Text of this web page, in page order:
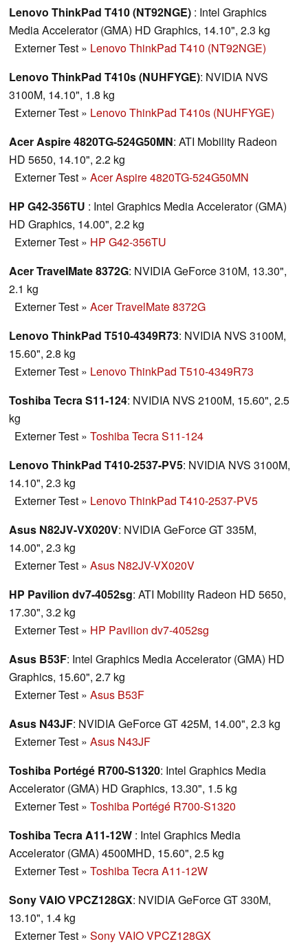
Lenovo ThinkPad T410 (NT92NGE) : Intel Graphics
Media Accelerator (GMA) HD Graphics, 14.10", 2.3 kg
Externer Test » Lenovo ThinkPad T410 (NT92NGE)
Lenovo ThinkPad T410s (NUHFYGE): NVIDIA NVS
3100M, 14.10", 1.8 kg
Externer Test » Lenovo ThinkPad T410s (NUHFYGE)
Acer Aspire 4820TG-524G50MN: ATI Mobility Radeon
HD 5650, 14.10", 2.2 kg
Externer Test » Acer Aspire 4820TG-524G50MN
HP G42-356TU : Intel Graphics Media Accelerator (GMA)
HD Graphics, 14.00", 2.2 kg
Externer Test » HP G42-356TU
Acer TravelMate 8372G: NVIDIA GeForce 310M, 13.30",
2.1 kg
Externer Test » Acer TravelMate 8372G
Lenovo ThinkPad T510-4349R73: NVIDIA NVS 3100M,
15.60", 2.8 kg
Externer Test » Lenovo ThinkPad T510-4349R73
Toshiba Tecra S11-124: NVIDIA NVS 2100M, 15.60", 2.5
kg
Externer Test » Toshiba Tecra S11-124
Lenovo ThinkPad T410-2537-PV5: NVIDIA NVS 3100M,
14.10", 2.3 kg
Externer Test » Lenovo ThinkPad T410-2537-PV5
Asus N82JV-VX020V: NVIDIA GeForce GT 335M,
14.00", 2.3 kg
Externer Test » Asus N82JV-VX020V
HP Pavilion dv7-4052sg: ATI Mobility Radeon HD 5650,
17.30", 3.2 kg
Externer Test » HP Pavilion dv7-4052sg
Asus B53F: Intel Graphics Media Accelerator (GMA) HD
Graphics, 15.60", 2.7 kg
Externer Test » Asus B53F
Asus N43JF: NVIDIA GeForce GT 425M, 14.00", 2.3 kg
Externer Test » Asus N43JF
Toshiba Portégé R700-S1320: Intel Graphics Media
Accelerator (GMA) HD Graphics, 13.30", 1.5 kg
Externer Test » Toshiba Portégé R700-S1320
Toshiba Tecra A11-12W : Intel Graphics Media
Accelerator (GMA) 4500MHD, 15.60", 2.5 kg
Externer Test » Toshiba Tecra A11-12W
Sony VAIO VPCZ128GX: NVIDIA GeForce GT 330M,
13.10", 1.4 kg
Externer Test » Sony VAIO VPCZ128GX